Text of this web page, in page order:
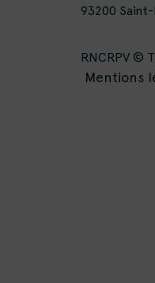
93200
RNCRPV ©
Mentions